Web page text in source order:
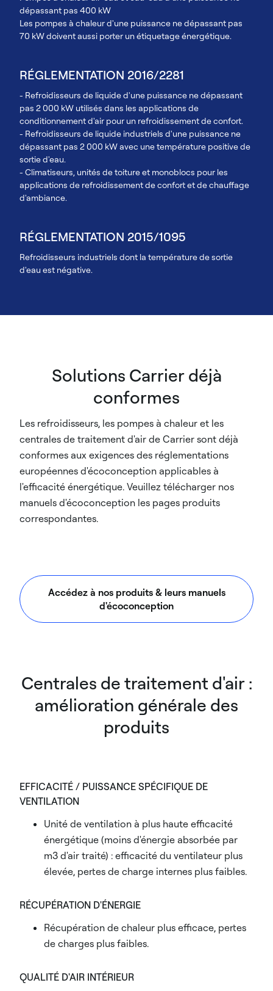
dépassant pas 400 kW
Les pompes à chaleur d'une puissance ne dépassant pas
70 kW doivent aussi porter un étiquetage énergétique.
RÉGLEMENTATION 2016/2281
- Refroidisseurs de liquide d'une puissance ne dépassant
pas 2 000 kW utilisés dans les applications de
conditionnement d'air pour un refroidissement de confort.
- Refroidisseurs de liquide industriels d'une puissance ne
dépassant pas 2 000 kW avec une température positive de
sortie d'eau.
- Climatiseurs, unités de toiture et monoblocs pour les
applications de refroidissement de confort et de chauffage
d'ambiance.
RÉGLEMENTATION 2015/1095
Refroidisseurs industriels dont la température de sortie
d'eau est négative.
Solutions Carrier déjà
conformes
Les refroidisseurs, les pompes à chaleur et les
centrales de traitement d'air de Carrier sont déjà
conformes aux exigences des réglementations
européennes d'écoconception applicables à
l'efficacité énergétique. Veuillez télécharger nos
manuels d'écoconception les pages produits
correspondantes.
Accédez à nos produits & leurs manuels
d'écoconception
Centrales de traitement d'air :
amélioration générale des
produits
EFFICACITÉ / PUISSANCE SPÉCIFIQUE DE
VENTILATION
Unité de ventilation à plus haute efficacité
énergétique (moins d'énergie absorbée par
m3 d'air traité) : efficacité du ventilateur plus
élevée, pertes de charge internes plus faibles.
RÉCUPÉRATION D'ÉNERGIE
Récupération de chaleur plus efficace, pertes
de charges plus faibles.
QUALITÉ D'AIR INTÉRIEUR